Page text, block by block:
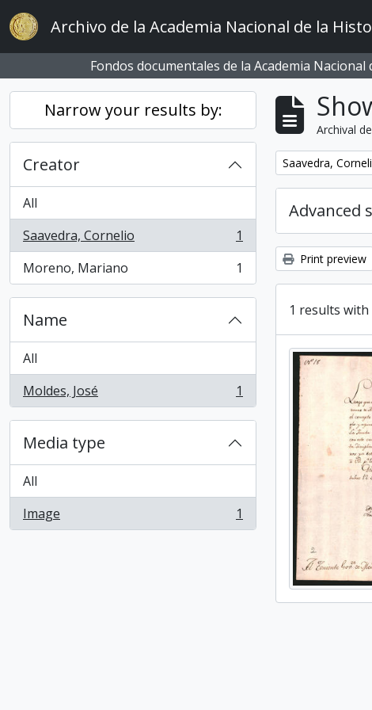
Skip to main content
Archivo de la Academia Nacional de la
Fondos documentales de la Academia Nacional
Narrow your results by:
Creator
All
Saavedra, Cornelio
, 1 results
1
Moreno, Mariano
, 1 results 1
Name
All
Moldes, José
, 1 results 1
Media type
All
Image
, 1 results 1
Archival
Remove filter:
Saavedra,
Advanced
Print preview
1 results